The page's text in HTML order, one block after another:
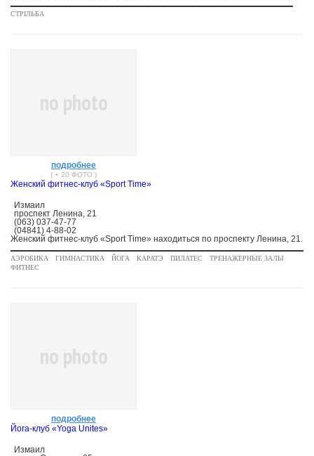
СТРІЛЬБА
no photo
подробнее
( + 20 ФОТО )
Женский фитнес-клуб «Sport Time»
Измаил
проспект Ленина, 21
(063) 037-47-77
(04841) 4-88-02
Женский фитнес-клуб «Sport Time» находиться по проспекту Ленина, 21.
АЭРОБИКА ГИМНАСТИКА ЙОГА КАРАТЭ ПИЛАТЕС
ТРЕНАЖЕРНЫЕ ЗАЛЫ
ФИТНЕС
no photo
подробнее
Йога-клуб «Yoga Unites»
Измаил